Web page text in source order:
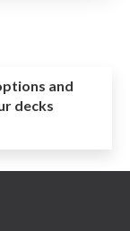
and
decks